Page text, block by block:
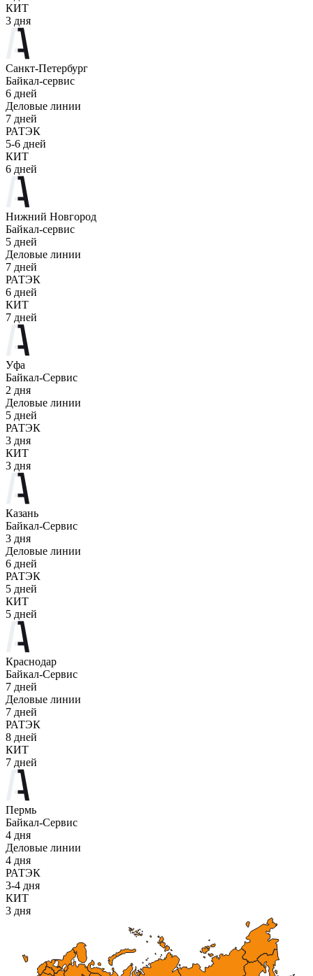
КИТ
3 дня
Санкт-Петербург
Байкал-сервис
6 дней
Деловые линии
7 дней
РАТЭК
5-6 дней
КИТ
6 дней
Нижний Новгород
Байкал-сервис
5 дней
Деловые линии
7 дней
РАТЭК
6 дней
КИТ
7 дней
Уфа
Байкал-Сервис
2 дня
Деловые линии
5 дней
РАТЭК
3 дня
КИТ
3 дня
Казань
Байкал-Сервис
3 дня
Деловые линии
6 дней
РАТЭК
5 дней
КИТ
5 дней
Краснодар
Байкал-Сервис
7 дней
Деловые линии
7 дней
РАТЭК
8 дней
КИТ
7 дней
Пермь
Байкал-Сервис
4 дня
Деловые линии
4 дня
РАТЭК
3-4 дня
КИТ
3 дня